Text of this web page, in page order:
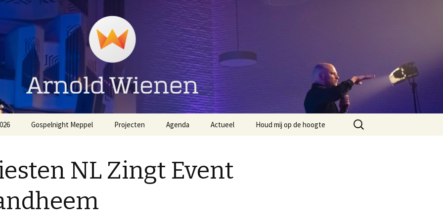
Gospelnight Meppel
Voorwaarden
Projecten
Gospelnight Hardenberg
Agenda Actueel Houd mij op de hoogte
Zoeken
naar:
NL Zingt Event